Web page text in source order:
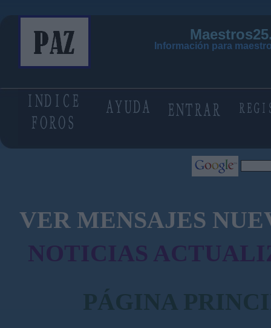
Información para
VER MENSAJES
NOTICIAS
PÁGINA